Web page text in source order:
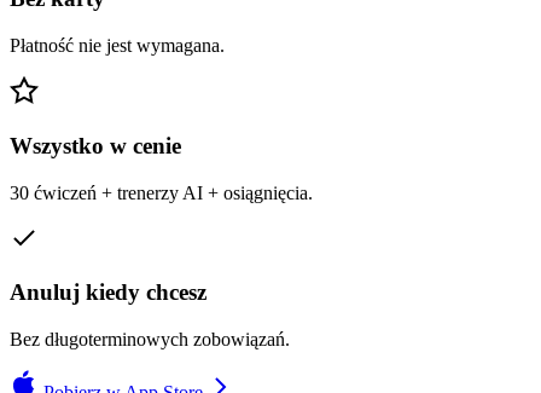
Płatność nie jest wymagana.
Wszystko w cenie
30 ćwiczeń + trenerzy AI + osiągnięcia.
Anuluj kiedy chcesz
Bez długoterminowych zobowiązań.